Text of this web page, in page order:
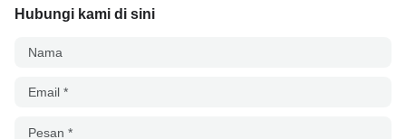
Hubungi kami di sini